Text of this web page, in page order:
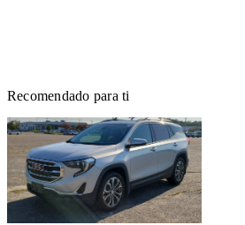
Recomendado para ti